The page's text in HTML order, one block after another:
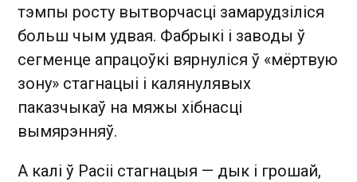
тэмпы росту вытворчасці замарудзіліся
больш чым удвая. Фабрыкі і заводы ў
сегменце апрацоўкі вярнуліся ў «мёртвую
зону» стагнацыі і калянулявых
паказчыкаў на мяжы хібнасці
вымярэнняў.
А калі ў Расіі стагнацыя — дык і грошай,